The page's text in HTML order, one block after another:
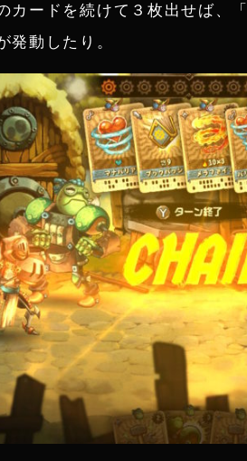
カードを続けて３枚出せば、「
発動したり。